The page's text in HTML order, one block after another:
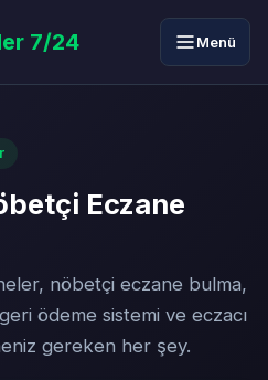
7/24 Menü
Eczane
nöbetçi eczane bulma,
ödeme sistemi ve eczacı
gereken her şey.